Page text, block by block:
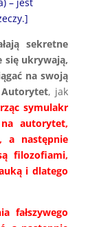
sekretne
się ukrywają,
na swoją
Autorytet, jak
symulakr
autorytet,
a następnie
filozofiami,
i dlatego
fałszywego